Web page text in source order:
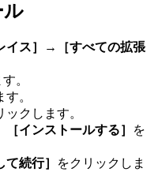
ル
イス］ →
［すべての拡張
。
。
ックします。
［インストールする］
を
続行］
をクリックしま